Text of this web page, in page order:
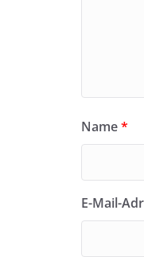
Name*
E-Mail-